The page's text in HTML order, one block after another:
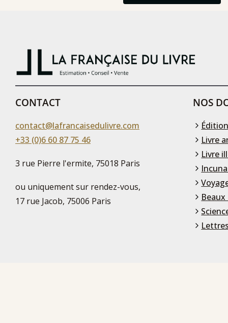
CONTACT
contact@lafrancaisedulivre.com
+33 (0)6 60 87 75 46
3 rue Pierre l'ermite, 75018 Paris
ou uniquement sur rendez-vous,
17 rue Jacob, 75006 Paris
NOS
Livre
Livre